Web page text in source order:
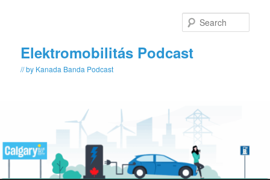
Elektromobilitás Podcast
// by Kanada Banda Podcast